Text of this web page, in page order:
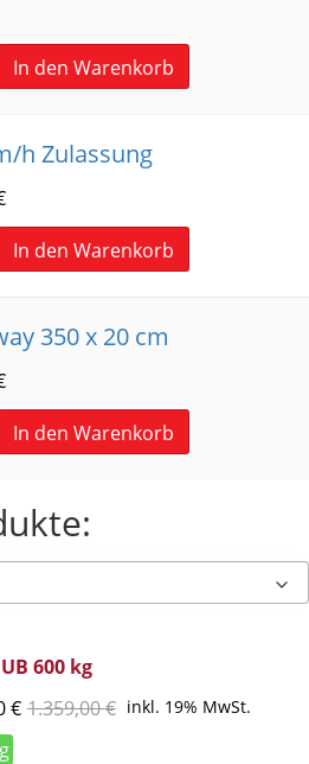
In den Warenkorb
h Zulassung
In den Warenkorb
350 x 20 cm
In den Warenkorb
600 kg
€ 1.359,00€ inkl. 19% MwSt.